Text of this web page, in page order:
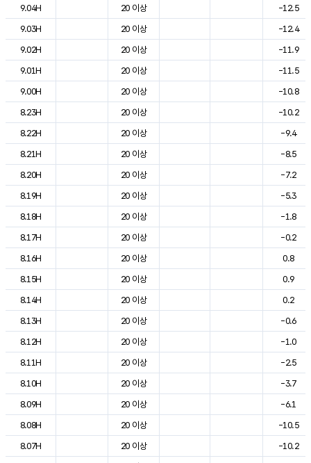
9.04H
20 이상
-12.5
9.03H
20 이상
-12.4
9.02H
20 이상
-11.9
9.01H
20 이상
-11.5
9.00H
20 이상
-10.8
8.23H
20 이상
-10.2
8.22H
20 이상
-9.4
8.21H
20 이상
-8.5
8.20H
20 이상
-7.2
8.19H
20 이상
-5.3
8.18H
20 이상
-1.8
8.17H
20 이상
-0.2
8.16H
20 이상
0.8
8.15H
20 이상
0.9
8.14H
20 이상
0.2
8.13H
20 이상
-0.6
8.12H
20 이상
-1.0
8.11H
20 이상
-2.5
8.10H
20 이상
-3.7
8.09H
20 이상
-6.1
8.08H
20 이상
-10.5
8.07H
20 이상
-10.2